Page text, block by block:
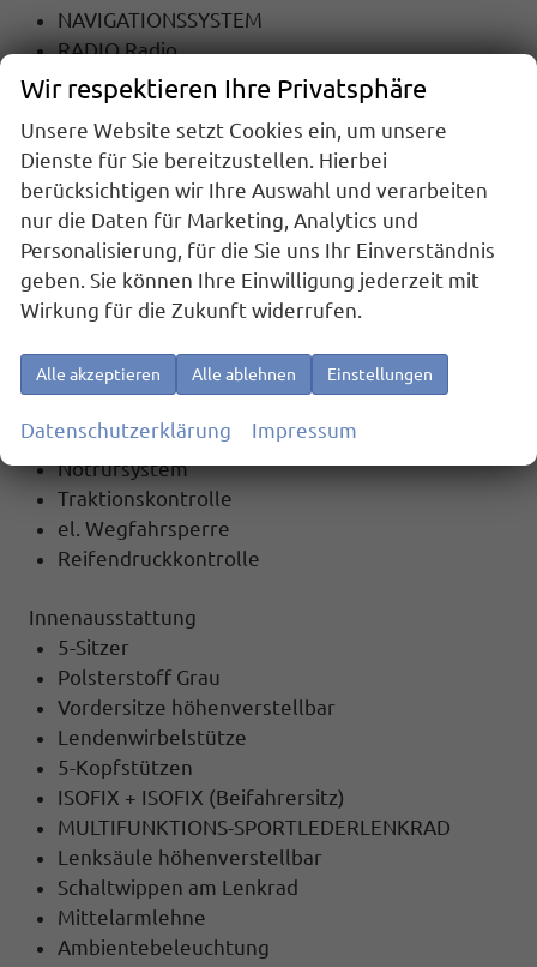
NAVIGATIONSSYSTEM
RADIO Radio
TOUCHSCREEN
Radiobedienung am Lenkrad
DAB
USB-Anschluss
Apple Car Play
Android Auto
Telefon
Freisprecheinrichtung
Bluetooth
Full Link
6x Airbag
Notrufsystem
Traktionskontrolle
el. Wegfahrsperre
Reifendruckkontrolle
Innenausstattung
5-Sitzer
Polsterstoff Grau
Vordersitze höhenverstellbar
Lendenwirbelstütze
5-Kopfstützen
ISOFIX + ISOFIX (Beifahrersitz)
MULTIFUNKTIONS-SPORTLEDERLENKRAD
Lenksäule höhenverstellbar
Schaltwippen am Lenkrad
Mittelarmlehne
Ambientebeleuchtung
Wir respektieren Ihre Privatsphäre
Unsere Website setzt Cookies ein, um unsere
Dienste für Sie bereitzustellen. Hierbei
berücksichtigen wir Ihre Auswahl und verarbeiten
nur die Daten für Marketing, Analytics und
Personalisierung, für die Sie uns Ihr Einverständnis
geben. Sie können Ihre Einwilligung jederzeit mit
Wirkung für die Zukunft widerrufen.
Alle akzeptieren Alle ablehnen Einstellungen
Datenschutzerklärung Impressum